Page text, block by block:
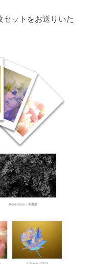
ットをお送りいた